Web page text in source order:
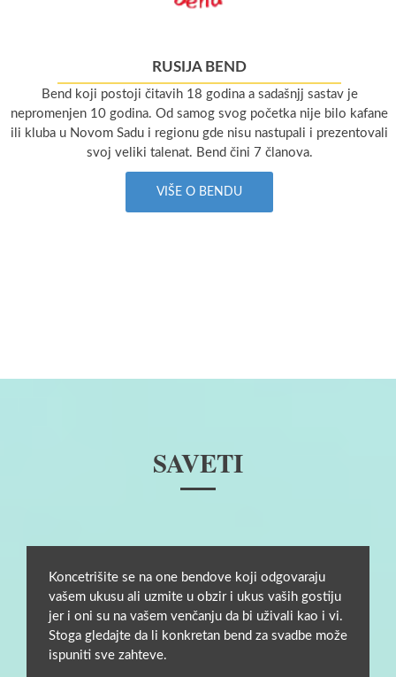
RUSIJA BEND
Bend koji postoji čitavih 18 godina a sadašnjj sastav je
nepromenjen 10 godina. Od samog svog početka nije bilo kafane
ili kluba u Novom Sadu i regionu gde nisu nastupali i prezentovali
svoj veliki talenat. Bend čini 7 članova.
VIŠE O BENDU
SAVETI
Koncetrišite se na one bendove koji odgovaraju
vašem ukusu ali uzmite u obzir i ukus vaših gostiju
jer i oni su na vašem venčanju da bi uživali kao i vi.
Stoga gledajte da li konkretan bend za svadbe može
ispuniti sve zahteve.